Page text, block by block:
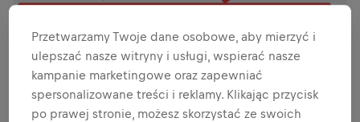
Przetwarzamy Twoje dane osobowe, aby mierzyć i
ulepszać nasze witryny i usługi, wspierać nasze
kampanie marketingowe oraz zapewniać
spersonalizowane treści i reklamy. Klikając przycisk
po prawej stronie, możesz skorzystać ze swoich